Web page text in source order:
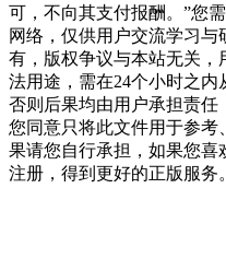
可，不向其支付报酬。”您
网络，仅供用户交流学习
有，版权争议与本站无关
法用途，需在24个小时之内
否则后果均由用户承担责
您同意只将此文件用于参
果请您自行承担，如果您
注册，得到更好的正版服务。